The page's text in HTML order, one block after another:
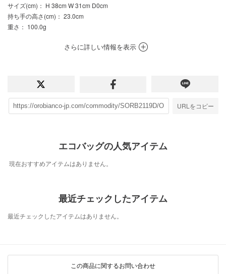
サイズ(cm) ： H 38cm W 31cm D0cm
持ち手の高さ(cm) ： 23.0cm
重さ ： 100.0g
さらに詳しい情報を表示
URLをコピー
エコバッグの人気アイテム
現在おすすめアイテムはありません。
最近チェックしたアイテム
最近チェックしたアイテムはありません。
この商品に関するお問い合わせ